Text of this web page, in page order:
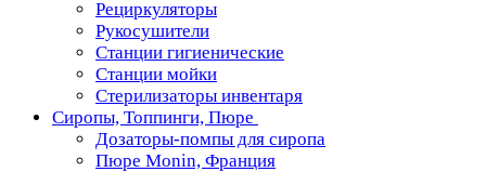
Рециркуляторы
Рукосушители
Станции гигиенические
Станции мойки
Стерилизаторы инвентаря
Сиропы, Топпинги, Пюре
Дозаторы-помпы для сиропа
Пюре Monin, Франция